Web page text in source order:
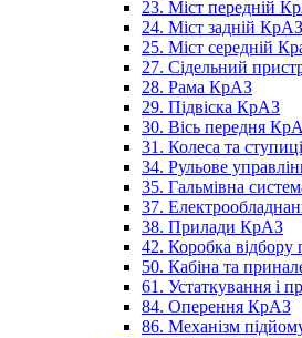
23. Міст передній
24. Міст задній КрАЗ
25. Міст середній
27. Сідельний
28. Рама КрАЗ
29. Підвіска КрАЗ
30. Вісь передня
31. Колеса та
34. Рульове
35. Гальмівна
37.
38. Прилади КрАЗ
42. Коробка
50. Кабіна та
61. Устаткування і
84. Оперення КрАЗ
86. Механізм